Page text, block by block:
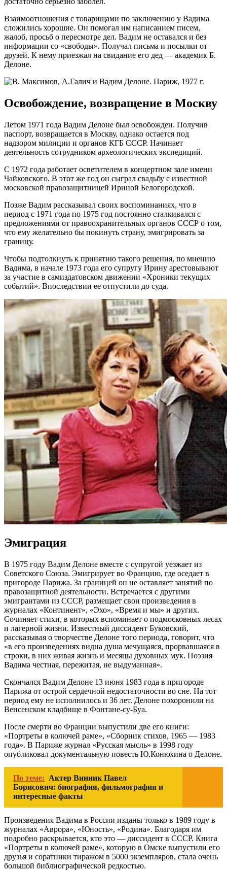
Взаимоотношения с товарищами по заключению у Вадима
сложились хорошие. Он помогал им написанием писем,
жалоб, просьб о пересмотре дел. Вадим не оставался и без
информации со «свободы». Получал письма и посылки от
друзей. К нему приезжал на свидание его дед — академик Б.
Делоне.
Освобождение, возвращение в Москву
Летом 1971 года Вадим Делоне был освобожден. Получив
паспорт, возвращается в Москву, однако остается под
надзором милиции и органов КГБ СССР. Начинает
деятельность сотрудником археологических экспедиций.
С 1972 года работает осветителем в концертном зале имени
Чайковского. В этот же год он сыграл свадьбу с известной
московской правозащитницей Ириной Белогородской.
Позже Вадим рассказывал своих воспоминаниях, что в
период с 1971 года по 1975 год постоянно сталкивался с
предложениями от правоохранительных органов СССР о том,
что ему желательно бы покинуть страну, эмигрировать за
границу.
Чтобы подтолкнуть к принятию такого решения, по мнению
Вадима, в начале 1973 года его супругу Ирину арестовывают
за участие в самиздатовском движении «Хроники текущих
событий». Впоследствии ее отпустили до суда.
Эмиграция
В 1975 году Вадим Делоне вместе с супругой уезжает из
Советского Союза. Эмигрирует во Францию, где оседает в
пригороде Парижа. За границей он не оставляет занятий по
правозащитной деятельности. Встречается с другими
эмигрантами из СССР, размещает свои произведения в
журналах «Континент», «Эхо», «Время и мы» и других.
Сочиняет стихи, в которых вспоминает о подмосковных лесах
и лагерной жизни. Известный диссидент Буковский,
рассказывая о творчестве Делоне того периода, говорит, что
«в его произведениях видна душа мечущаяся, прорвавшаяся в
строки, в них живая жизнь и месяцы духовных мук. Поэзия
Вадима честная, пережитая, не выдуманная».
Скончался Вадим Делоне 13 июня 1983 года в пригороде
Парижа от острой сердечной недостаточности во сне. На тот
период ему не исполнилось и 36 лет. Делоне похоронили на
Венсенском кладбище в Фонтане-су-Буа.
После смерти во Франции выпустили две его книги:
«Портреты в колючей раме», «Сборник стихов, 1965 — 1983
года». В Париже журнал «Русская мысль» в 1998 году
опубликовал документальную повесть Ю.Конюхина о Делоне.
По теме: Актер Винник Павел
Борисович: биография, фильмография и
интересные факты
Произведения Вадима в России изданы только в 1989 году в
журналах «Аврора», «Юность», «Родина». Благодаря им
подробно раскрывается, кто это — диссидент в СССР. Книга
«Портреты в колючей раме», которую в Омске выпустили его
друзья и соратники тиражом в 5000 экземпляров, стала очень
большой библиографической редкостью.